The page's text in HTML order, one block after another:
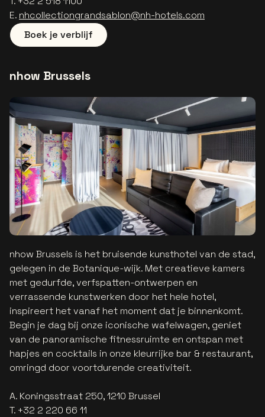
E. nhcollectiongrandsablon@nh-hotels.com
Boek je verblijf
nhow Brussels
nhow Brussels is het bruisende kunsthotel van de stad,
gelegen in de Botanique-wijk. Met creatieve kamers
met gedurfde, verfspatten-ontwerpen en
verrassende kunstwerken door het hele hotel,
inspireert het vanaf het moment dat je binnenkomt.
Begin je dag bij onze iconische wafelwagen, geniet
van de panoramische fitnessruimte en ontspan met
hapjes en cocktails in onze kleurrijke bar & restaurant,
omringd door voortdurende creativiteit.
A. Koningsstraat 250, 1210 Brussel
T. +32 2 220 66 11